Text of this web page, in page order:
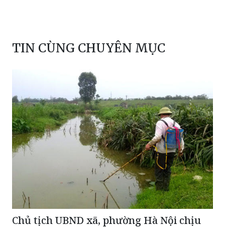
TIN CÙNG CHUYÊN MỤC
Chủ tịch UBND xã, phường Hà Nội chịu